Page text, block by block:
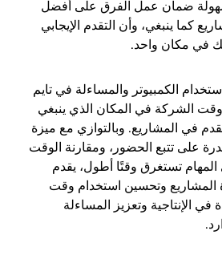
ضمان عمل الفرق على أفضل
كما ينبغي، وأن التقدم الإيجابي
في مكان واحد.
الكمبيوتر والمساءلة في تايم
الشركة في المكان الذي ينبغي
في المشاريع. وبالتوازي مع ميزة
على تتبع الحضور، ومقارنة الوقت
المهام تستغرق وقتًا أطول، يقدم
المشاريع وتحسين استخدام وقت
الإنتاجية وتعزيز المساءلة